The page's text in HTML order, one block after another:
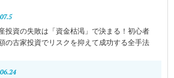
投資の失敗は「資金枯渇」で決まる！初心者
の古家投資でリスクを抑えて成功する全手法